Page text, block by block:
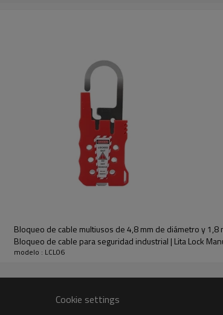
-Agrupe y ahorre un 40 % en
-El cerrojo y el cable de
paneles de disyuntores y
3 mm
Bloqueo de cable multiusos de 4,8 mm de diámetro y 1,8
Bloqueo de cable para seguridad industrial | Lita Lock
modelo : LCL06
Cookie settings